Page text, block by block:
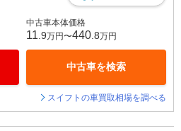
中古車本体価格
11 .9万円〜440 .8万円
中古車を検索
スイフトの車買取相場を調べる